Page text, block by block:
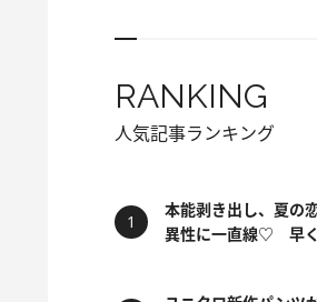
RANKING
人気記事ランキング
本能剥き出し、夏の
異性に一直線♡ 早